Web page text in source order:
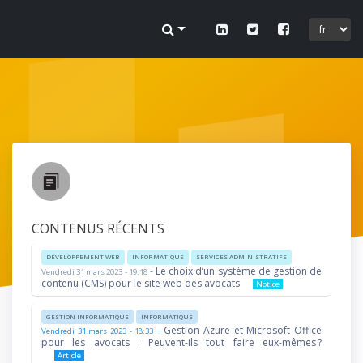
CONTENUS RÉCENTS
DÉVELOPPEMENT WEB INFORMATIQUE SERVICES ADMINISTRATIFS
Vendredi 31 mars 2023 - 19:18- Le choix d’un système de gestion de
contenu (CMS) pour le site web des avocats
Notice
GESTION INFORMATIQUE INFORMATIQUE
Vendredi 31 mars 2023 - 18:33 - Gestion Azure et Microsoft Office
pour les avocats : Peuvent-ils tout faire eux-mêmes ?
Article